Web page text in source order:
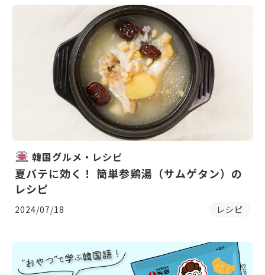
韓国グルメ・レシピ
夏バテに効く！ 簡単参鶏湯（サムゲタン）の
レシピ
2024/07/18 レシピ